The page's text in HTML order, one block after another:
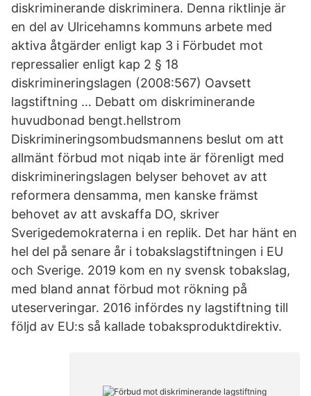
diskriminerande diskriminera. Denna riktlinje är
en del av Ulricehamns kommuns arbete med
aktiva åtgärder enligt kap 3 i Förbudet mot
repressalier enligt kap 2 § 18
diskrimineringslagen (2008:567) Oavsett
lagstiftning … Debatt om diskriminerande
huvudbonad bengt.hellstrom
Diskrimineringsombudsmannens beslut om att
allmänt förbud mot niqab inte är förenligt med
diskrimineringslagen belyser behovet av att
reformera densamma, men kanske främst
behovet av att avskaffa DO, skriver
Sverigedemokraterna i en replik. Det har hänt en
hel del på senare år i tobakslagstiftningen i EU
och Sverige. 2019 kom en ny svensk tobakslag,
med bland annat förbud mot rökning på
uteserveringar. 2016 infördes ny lagstiftning till
följd av EU:s så kallade tobaksproduktdirektiv.